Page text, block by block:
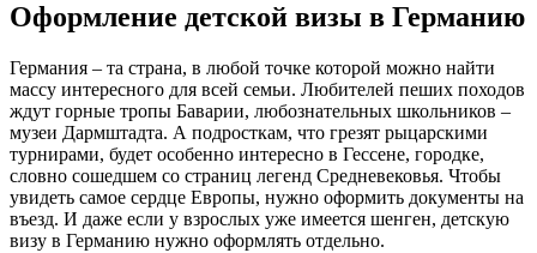
Оформление детской визы в Германию
Германия – та страна, в любой точке которой можно найти
массу интересного для всей семьи. Любителей пеших походов
ждут горные тропы Баварии, любознательных школьников –
музеи Дармштадта. А подросткам, что грезят рыцарскими
турнирами, будет особенно интересно в Гессене, городке,
словно сошедшем со страниц легенд Средневековья. Чтобы
увидеть самое сердце Европы, нужно оформить документы на
въезд. И даже если у взрослых уже имеется шенген, детскую
визу в Германию нужно оформлять отдельно.